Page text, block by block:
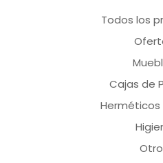
Todos los
Cajas de
Herméticos